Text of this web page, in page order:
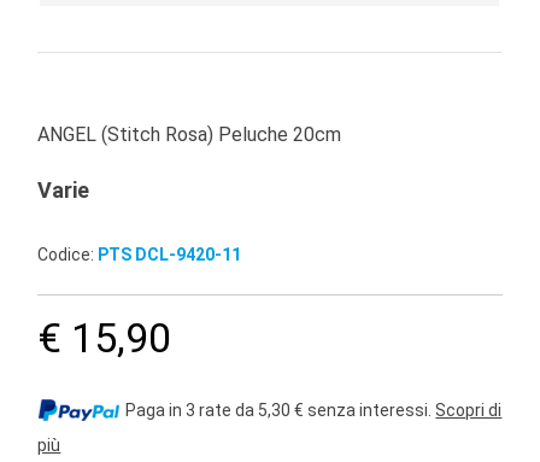
ANGEL (Stitch Rosa) Peluche 20cm
Varie
Codice: PTS DCL-9420-11
€ 15,90
Paga in 3 rate da 5,30 € senza interessi.Scopri di
più